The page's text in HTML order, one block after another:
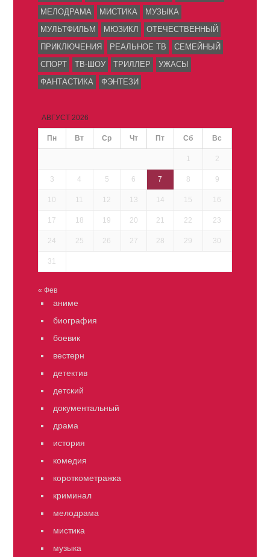
МЕЛОДРАМА МИСТИКА
МУЗЫКА
МУЛЬТФИЛЬМ
МЮЗИКЛ
ОТЕЧЕСТВЕННЫЙ
ПРИКЛЮЧЕНИЯ
РЕАЛЬНОЕ ТВ
СЕМЕЙНЫЙ
СПОРТ
ТВ-ШОУ ТРИЛЛЕР
УЖАСЫ
ФАНТАСТИКА
ФЭНТЕЗИ
АВГУСТ 2026
Пн Вт Ср Чт Пт Сб Вс
1 2
3 4 5 6 7 8 9
10 11 12 13 14 15 16
17 18 19 20 21 22 23
24 25 26 27 28 29 30
31
« Фев
аниме
биография
боевик
вестерн
детектив
детский
документальный
драма
история
комедия
короткометражка
криминал
мелодрама
мистика
музыка